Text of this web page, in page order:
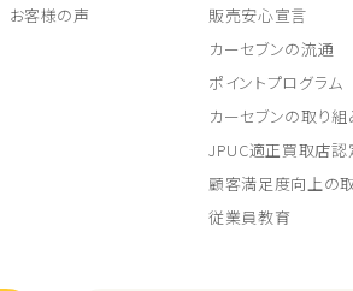
お客様の声
販売安心宣言
カーセブンの流通
ポイントプログラム
カーセブンの取り組
JPUC適正買取店認
顧客満足度向上の
従業員教育